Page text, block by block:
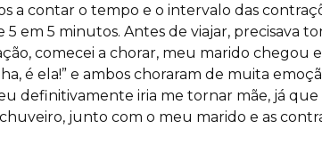
a contar o tempo e o intervalo das
5 em 5 minutos. Antes de viajar, precisava
comecei a chorar, meu marido chegou
é ela!” e ambos choraram de muita
definitivamente iria me tornar mãe, já que
junto com o meu marido e as